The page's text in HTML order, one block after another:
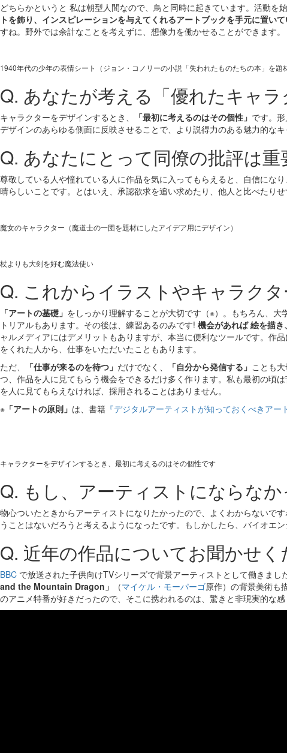
どちらかというと 私は朝型人間なので、鳥と同時に起きています。活動を
トを飾り、インスピレーションを与えてくれるアートブックを手元に置い
すね。野外では余計なことを考えずに、想像力を働かせることができます。
1940年代の少年の表情シート（ジョン・コノリーの小説「失われたものたちの本」を題
Q. あなたが考える「優れたキャ
キャラクターをデザインするとき、 「最初に考えるのはその個性」 です。
デザインのあらゆる側面に反映させることで、より説得力のある魅力的なキ
Q. あなたにとって同僚の批評は重
尊敬している人や憧れている人に作品を気に入ってもらえると、自信にな
晴らしいことです。とはいえ、承認欲求を追い求めたり、他人と比べたりせ
魔女のキャラクター（魔道士の一団を題材にしたアイデア用にデザイン）
杖よりも大剣を好む魔法使い
Q. これからイラストやキャラク
「アートの基礎」 をしっかり理解することが大切です（※）。もちろん、
トリアルもあります。その後は、練習あるのみです! 機会があれば 絵を描
ャルメディアにはデメリットもありますが、本当に便利なツールです。作
をくれた人から、仕事をいただいたこともあります。
ただ、
「仕事が来るのを待つ」 だけでなく、 「自分から発信する」 ことも大
つ、作品を人に見てもらう機会をできるだけ多く作ります。私も最初の頃
を人に見てもらえなければ、採用されることはありません。
※ 「アートの原則」 は、書籍 『デジタルアーティストが知っておくべきアー
キャラクターをデザインするとき、最初に考えるのはその個性です
Q. もし、アーティストにならな
物心ついたときからアーティストになりたかったので、よくわからないで
うことはないだろうと考えるようになったです。もしかしたら、バイオエ
Q. 近年の作品についてお聞かせく
BBC で放送された子供向けTVシリーズで背景アーティストとして働きま
and the Mountain Dragon」
（マイケル・モーパーゴ原作）の背景美術も
のアニメ特番が好きだったので、そこに携われるのは、驚きと非現実的な感